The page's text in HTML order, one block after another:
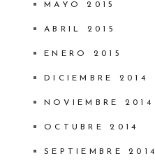
MAYO 2015
ABRIL 2015
ENERO 2015
DICIEMBRE 2014
NOVIEMBRE 2014
OCTUBRE 2014
SEPTIEMBRE 2014